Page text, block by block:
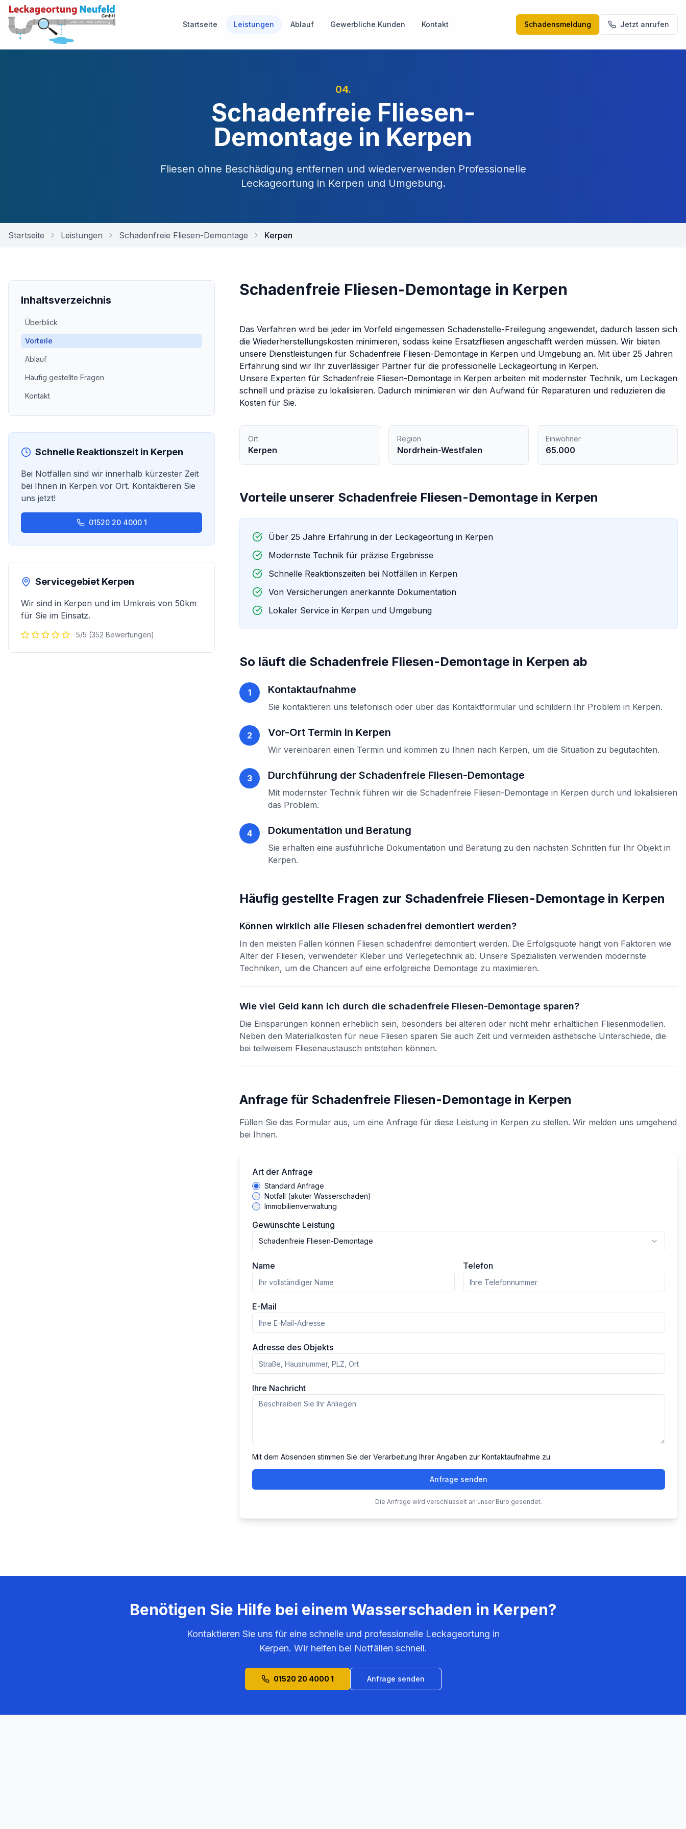
Startseite Leistungen Ablauf Gewerbliche Kunden Kontakt Schadensmeldung Jetzt anrufen
04.
Schadenfreie Fliesen-
Demontage in Kerpen
Fliesen ohne Beschädigung entfernen und wiederverwenden Professionelle
Leckageortung in Kerpen und Umgebung.
Startseite Leistungen Schadenfreie Fliesen-Demontage Kerpen
Inhaltsverzeichnis
Überblick
Vorteile
Ablauf
Häufig gestellte Fragen
Kontakt
Schnelle Reaktionszeit in Kerpen
Bei Notfällen sind wir innerhalb kürzester Zeit
bei Ihnen in Kerpen vor Ort. Kontaktieren Sie
uns jetzt!
01520 20 4000 1
Servicegebiet Kerpen
Wir sind in Kerpen und im Umkreis von 50km
für Sie im Einsatz.
5/5 (352 Bewertungen)
Schadenfreie Fliesen-Demontage in Kerpen
Das Verfahren wird bei jeder im Vorfeld eingemessen Schadenstelle-Freilegung angewendet, dadurch lassen sich
die Wiederherstellungskosten minimieren, sodass keine Ersatzfliesen angeschafft werden müssen. Wir bieten
unsere Dienstleistungen für Schadenfreie Fliesen-Demontage in Kerpen und Umgebung an. Mit über 25 Jahren
Erfahrung sind wir Ihr zuverlässiger Partner für die professionelle Leckageortung in Kerpen.
Unsere Experten für Schadenfreie Fliesen-Demontage in Kerpen arbeiten mit modernster Technik, um Leckagen
schnell und präzise zu lokalisieren. Dadurch minimieren wir den Aufwand für Reparaturen und reduzieren die
Kosten für Sie.
Ort
Kerpen
Region
Nordrhein-Westfalen
Einwohner
65.000
Vorteile unserer Schadenfreie Fliesen-Demontage in Kerpen
Über 25 Jahre Erfahrung in der Leckageortung in Kerpen
Modernste Technik für präzise Ergebnisse
Schnelle Reaktionszeiten bei Notfällen in Kerpen
Von Versicherungen anerkannte Dokumentation
Lokaler Service in Kerpen und Umgebung
So läuft die Schadenfreie Fliesen-Demontage in Kerpen ab
1 Kontaktaufnahme
Sie kontaktieren uns telefonisch oder über das Kontaktformular und schildern Ihr Problem in Kerpen.
2 Vor-Ort Termin in Kerpen
Wir vereinbaren einen Termin und kommen zu Ihnen nach Kerpen, um die Situation zu begutachten.
3 Durchführung derSchadenfreie Fliesen-Demontage
Mit modernster Technik führen wir die Schadenfreie Fliesen-Demontage in Kerpen durch und lokalisieren
das Problem.
4 Dokumentation und Beratung
Sie erhalten eine ausführliche Dokumentation und Beratung zu den nächsten Schritten für Ihr Objekt in
Kerpen.
Häufig gestellte Fragen zur Schadenfreie Fliesen-Demontage in Kerpen
Können wirklich alle Fliesen schadenfrei demontiert werden?
In den meisten Fällen können Fliesen schadenfrei demontiert werden. Die Erfolgsquote hängt von Faktoren wie
Alter der Fliesen, verwendeter Kleber und Verlegetechnik ab. Unsere Spezialisten verwenden modernste
Techniken, um die Chancen auf eine erfolgreiche Demontage zu maximieren.
Wie viel Geld kann ich durch die schadenfreie Fliesen-Demontage sparen?
Die Einsparungen können erheblich sein, besonders bei älteren oder nicht mehr erhältlichen Fliesenmodellen.
Neben den Materialkosten für neue Fliesen sparen Sie auch Zeit und vermeiden ästhetische Unterschiede, die
bei teilweisem Fliesenaustausch entstehen können.
Anfrage für Schadenfreie Fliesen-Demontage in Kerpen
Füllen Sie das Formular aus, um eine Anfrage für diese Leistung in Kerpen zu stellen. Wir melden uns umgehend
bei Ihnen.
Art der Anfrage
Standard Anfrage
Notfall (akuter Wasserschaden)
Immobilienverwaltung
Gewünschte Leistung
Schadenfreie Fliesen-Demontage
Name Telefon
E-Mail
Adresse des Objekts
Ihre Nachricht
Mit dem Absenden stimmen Sie der Verarbeitung Ihrer Angaben zur Kontaktaufnahme zu.
Anfrage senden
Die Anfrage wird verschlüsselt an unser Büro gesendet.
Benötigen Sie Hilfe bei einem Wasserschaden in Kerpen?
Kontaktieren Sie uns für eine schnelle und professionelle Leckageortung in
Kerpen. Wir helfen bei Notfällen schnell.
01520 20 4000 1 Anfrage senden